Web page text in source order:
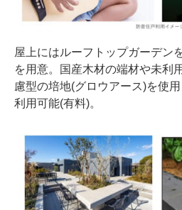
屋上にはルーフトップガーデン
を用意。国産木材の端材や未利
慮型の培地(グロウアース)を使
利用可能(有料)。